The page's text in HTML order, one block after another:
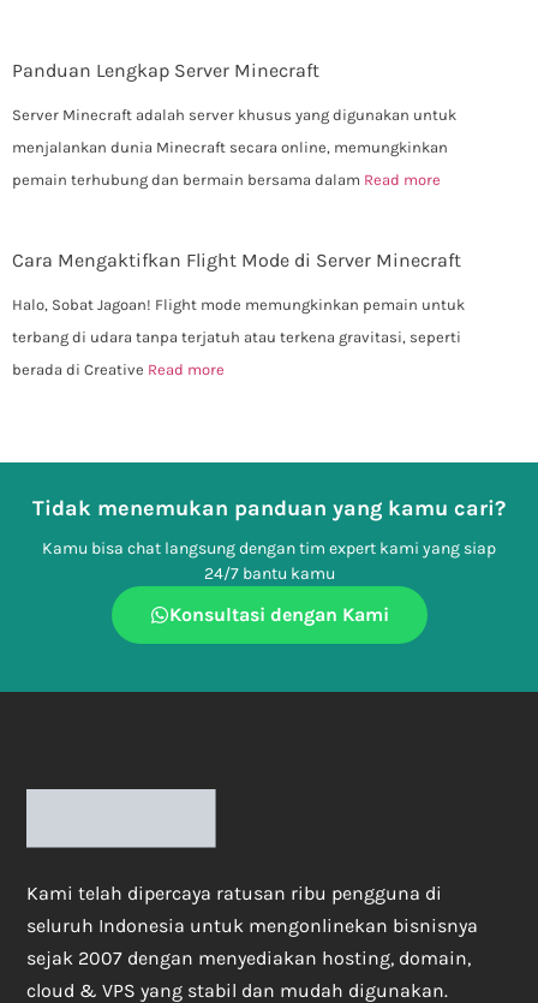
Panduan Lengkap Server Minecraft
Server Minecraft adalah server khusus yang digunakan untuk
menjalankan dunia Minecraft secara online, memungkinkan
pemain terhubung dan bermain bersama dalam Read more
Cara Mengaktifkan Flight Mode di Server Minecraft
Halo, Sobat Jagoan! Flight mode memungkinkan pemain untuk
terbang di udara tanpa terjatuh atau terkena gravitasi, seperti
berada di Creative Read more
Tidak menemukan panduan yang kamu cari?
Kamu bisa chat langsung dengan tim expert kami yang siap
24/7 bantu kamu
Konsultasi dengan Kami
Kami telah dipercaya ratusan ribu pengguna di
seluruh Indonesia untuk mengonlinekan bisnisnya
sejak 2007 dengan menyediakan hosting, domain,
cloud & VPS yang stabil dan mudah digunakan.